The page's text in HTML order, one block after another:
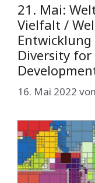
21. Mai:
Vielfalt /
Diversity
16. Mai 2022 von